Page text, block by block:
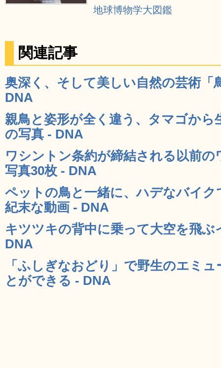
地球博物学大図鑑
関連記事
奥深く、そして美しい自然の芸術「
DNA
親鳥と姿形が全く違う、タマゴか
の写真 - DNA
ワシントン条約が締結される以前
写真30枚 - DNA
ペットの鳥と一緒に、ハデなバイ
紀末な動画 - DNA
キツツキの背中に乗って大空を飛
DNA
「ふしぎなおどり」で野生のエミ
とができる - DNA